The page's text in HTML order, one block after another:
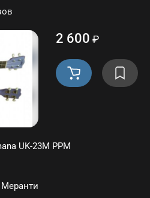
2 600 ₽
UK-23M PPM